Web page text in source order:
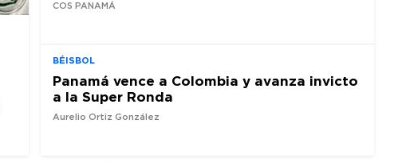
COS PANAMÁ
BÉISBOL
Panamá vence a Colombia y avanza invicto
a la Super Ronda
Aurelio Ortiz González